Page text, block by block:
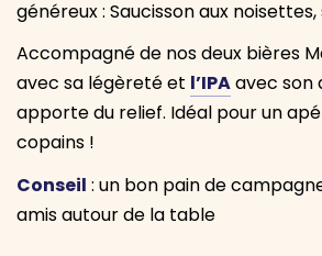
généreux : Saucisson aux
Accompagné de nos deux bières
avec sa légèreté et l’IPA avec son
apporte du relief. Idéal pour un
copains !
Conseil : un bon pain de
amis autour de la table